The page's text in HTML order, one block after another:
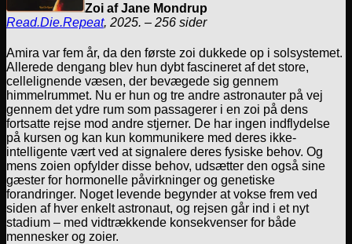
Zoi af Jane Mondrup
Read.Die.Repeat, 2025. – 256 sider
Amira var fem år, da den første zoi dukkede op i solsystemet.
Allerede dengang blev hun dybt fascineret af det store,
cellelignende væsen, der bevægede sig gennem
himmelrummet. Nu er hun og tre andre astronauter på vej
gennem det ydre rum som passagerer i en zoi på dens
fortsatte rejse mod andre stjerner. De har ingen indflydelse
på kursen og kan kun kommunikere med deres ikke-
intelligente vært ved at signalere deres fysiske behov. Og
mens zoien opfylder disse behov, udsætter den også sine
gæster for hormonelle påvirkninger og genetiske
forandringer. Noget levende begynder at vokse frem ved
siden af hver enkelt astronaut, og rejsen går ind i et nyt
stadium – med vidtrækkende konsekvenser for både
mennesker og zoier.